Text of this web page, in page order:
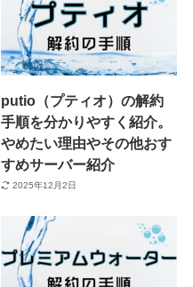
putio（プティオ）の解約
手順を分かりやすく紹介。
やめたい理由やその他おす
すめサーバー紹介
2025年12月2日